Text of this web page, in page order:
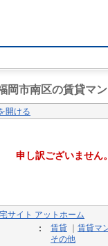
岡市南区の賃貸マ
開ける
申し訳ございません
サイト アットホーム
賃貸
賃貸マ
その他